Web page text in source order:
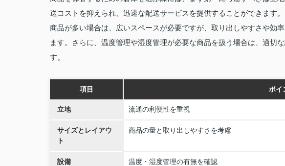
送コストを抑えられ、迅速な配送サービスを提供することができます
商品が多い場合は、広いスペースが必要ですが、取り出しやすさや効
ます。さらに、温度管理や湿度管理が必要な商品を扱う場合は、適切
す。
項目 ポイ
立地 流通の利便性を重視
サイズとレイアウ
ト
商品の量と取り出しやすさを考慮
設備 温度・湿度管理の有無を確認